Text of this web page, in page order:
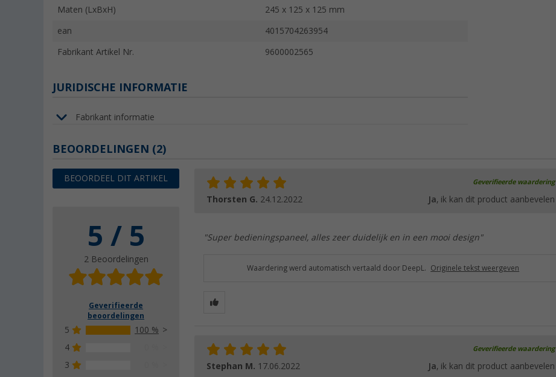
Maten (LxBxH) 245 x 125 x 125 mm
ean 4015704263954
Fabrikant Artikel Nr. 9600002565
JURIDISCHE INFORMATIE
Fabrikant informatie
BEOORDELINGEN (2)
BEOORDEEL DIT ARTIKEL
5 / 5
2 Beoordelingen
Geverifieerde
beoordelingen
5
100 %
4
3
Geverifieerde waardering
Thorsten G. 24.12.2022 Ja, ik kan dit product aanbevelen
"Super bedieningspaneel, alles zeer duidelijk en in een mooi design"
Waardering werd automatisch vertaald door DeepL. Originele tekst weergeven
Geverifieerde waardering
Stephan M. 17.06.2022 Ja, ik kan dit product aanbevelen